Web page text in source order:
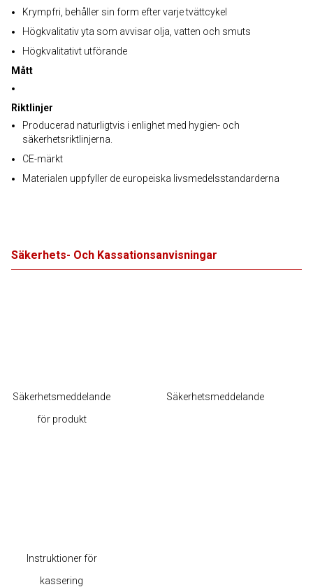
Krympfri, behåller sin form efter varje tvättcykel
Högkvalitativ yta som avvisar olja, vatten och smuts
Högkvalitativt utförande
Mått
Riktlinjer
Producerad naturligtvis i enlighet med hygien- och
säkerhetsriktlinjerna.
CE-märkt
Materialen uppfyller de europeiska livsmedelsstandarderna
Säkerhets- Och Kassationsanvisningar
Säkerhetsmeddelande
för produkt
Säkerhetsmeddelande
Instruktioner för
kassering